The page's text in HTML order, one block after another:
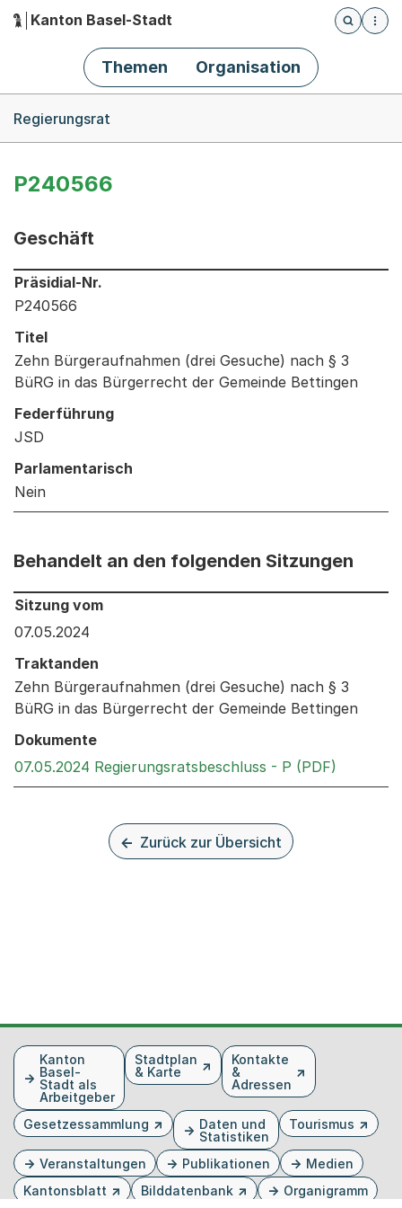
Hauptnavigation
Kanton Basel-Stadt
Öffnet
Themen Organisation
Regierungsrat
P240566
Geschäft
Informationen zum Ausgewählten Geschäft
Präsidial-Nr.
P240566
Titel
Zehn Bürgeraufnahmen (drei Gesuche) nach § 3
BüRG in das Bürgerrecht der Gemeinde Bettingen
Federführung
JSD
Parlamentarisch
Nein
Behandelt an den folgenden Sitzungen
Behandelt an den folgenden Sitzungen: Informationen
Sitzung vom
07.05.2024
Traktanden
Zehn Bürgeraufnahmen (drei Gesuche) nach § 3
BüRG in das Bürgerrecht der Gemeinde Bettingen
Dokumente
07.05.2024 Regierungsratsbeschluss - P (PDF)
Zurück zur Übersicht
FusszeileKanton
Basel-
Stadt als
Arbeitgeber
Stadtplan
& Karte
Kontakte
&
Adressen
Gesetzessammlung
Daten und
Statistiken
Tourismus
Veranstaltungen Publikationen
Medien
Kantonsblatt
Bilddatenbank Organigramm